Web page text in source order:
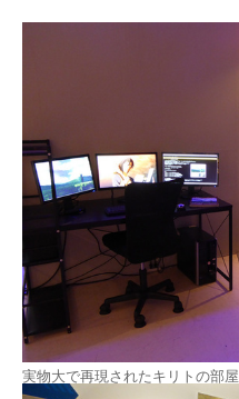
実物大で再現されたキリトの部屋